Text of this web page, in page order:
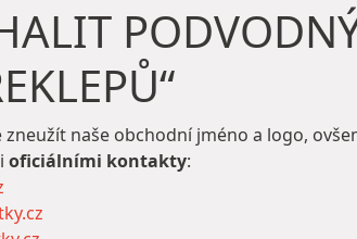
zneužít naše obchodní jméno a logo,
oficiálními kontakty: